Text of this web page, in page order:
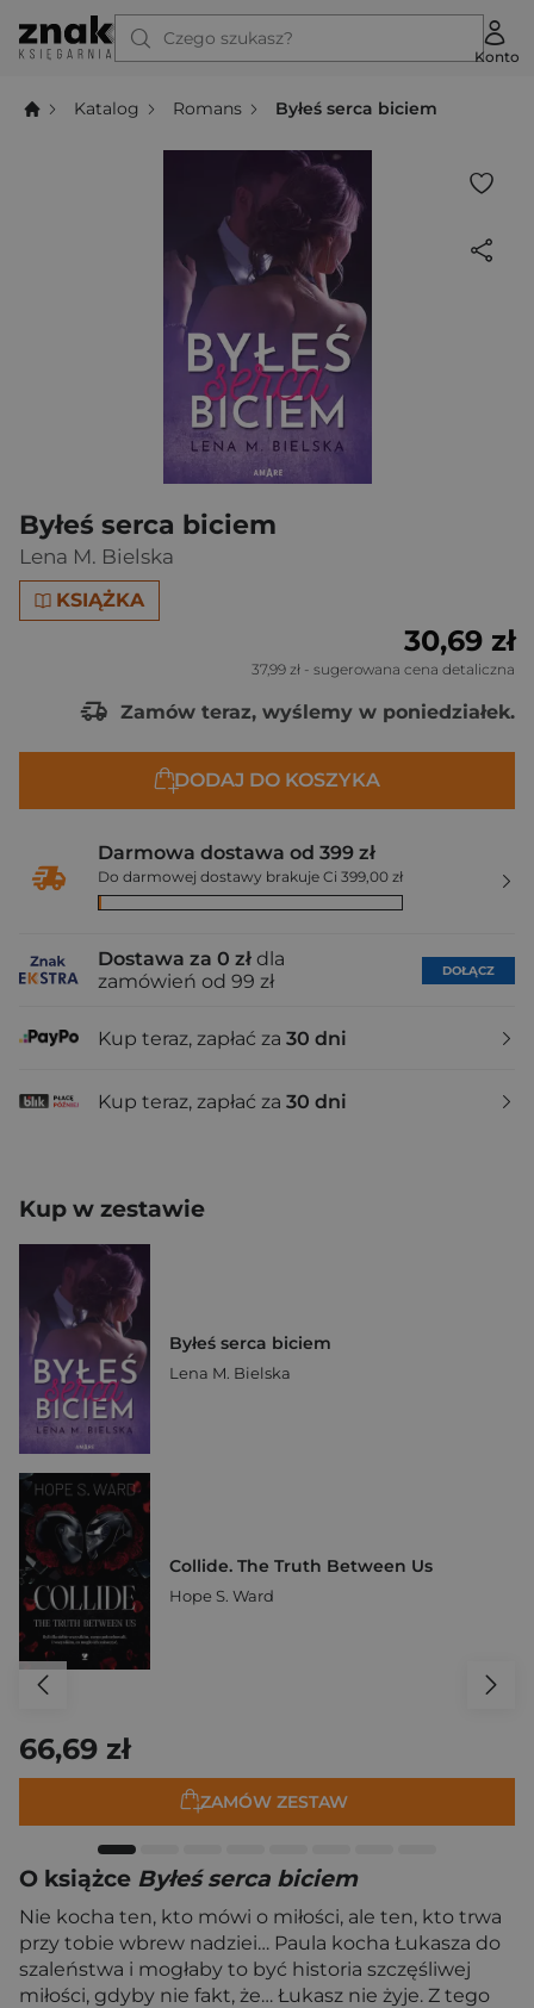
Czego szukasz?
Konto
Katalog Romans Byłeś serca biciem
Byłeś serca biciem
Lena M. Bielska
KSIĄŻKA
30,69 zł
37,99 zł - sugerowana cena detaliczna
Zamów teraz, wyślemy w poniedziałek.
DODAJ DO KOSZYKA
Darmowa dostawa od 399 zł
Do darmowej dostawy brakuje Ci 399,00 zł
Dostawa za 0 zł dla
zamówień od 99 zł
DOŁĄCZ
Kup teraz, zapłać za 30 dni
Kup teraz, zapłać za 30 dni
Kup w zestawie
Byłeś serca biciem
Lena M. Bielska
Collide. The Truth Between Us
Hope S. Ward
66,69 zł
ZAMÓW ZESTAW
O książce Byłeś serca biciem
Nie kocha ten, kto mówi o miłości, ale ten, kto trwa
przy tobie wbrew nadziei… Paula kocha Łukasza do
szaleństwa i mogłaby to być historia szczęśliwej
miłości, gdyby nie fakt, że… Łukasz nie żyje. Z tego